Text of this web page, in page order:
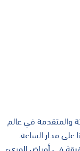
والمتقدمة في عالم
مدار الساعة.